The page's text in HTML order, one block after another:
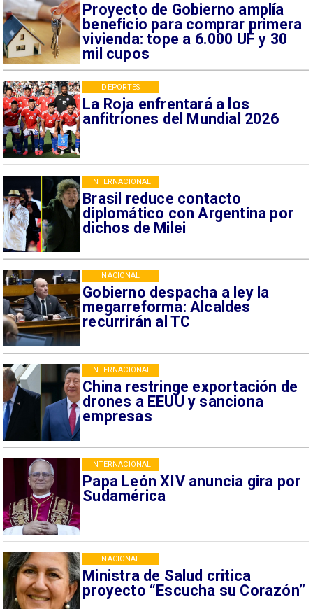
Proyecto de Gobierno amplía
beneficio para comprar primera
vivienda: tope a 6.000 UF y 30
mil cupos
La Roja enfrentará a los
anfitriones del Mundial 2026
DEPORTES
Brasil reduce contacto
diplomático con Argentina por
dichos de Milei
INTERNACIONAL
Gobierno despacha a ley la
megarreforma: Alcaldes
recurrirán al TC
NACIONAL
China restringe exportación de
drones a EEUU y sanciona
empresas
INTERNACIONAL
Papa León XIV anuncia gira por
Sudamérica
INTERNACIONAL
Ministra de Salud critica
proyecto “Escucha su Corazón”
NACIONAL